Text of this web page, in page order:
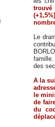
Le
famille.
des
A la
le
de
du